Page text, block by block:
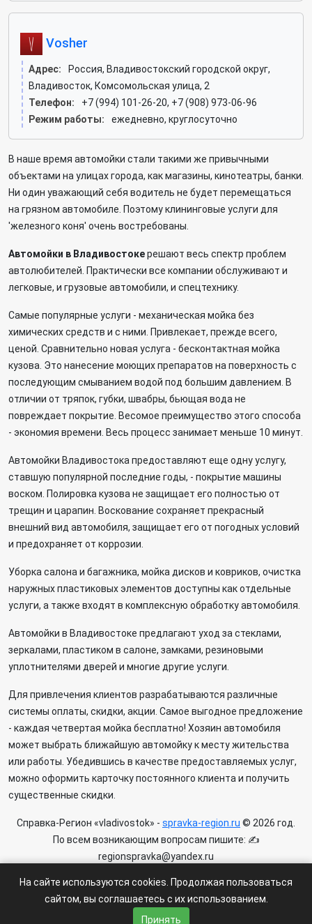
Vosher
Адрес:
Россия, Владивостокский городской округ,
Владивосток, Комсомольская улица, 2
Телефон:
+7 (994) 101-26-20, +7 (908) 973-06-96
Режим работы:
ежедневно, круглосуточно
В наше время автомойки стали такими же привычными
объектами на улицах города, как магазины, кинотеатры, банки.
Ни один уважающий себя водитель не будет перемещаться
на грязном автомобиле. Поэтому клининговые услуги для
'железного коня' очень востребованы.
Автомойки в Владивостокерешают весь спектр проблем
автолюбителей. Практически все компании обслуживают и
легковые, и грузовые автомобили, и спецтехнику.
Самые популярные услуги - механическая мойка без
химических средств и с ними. Привлекает, прежде всего,
ценой. Сравнительно новая услуга - бесконтактная мойка
кузова. Это нанесение моющих препаратов на поверхность с
последующим смыванием водой под большим давлением. В
отличии от тряпок, губки, швабры, бьющая вода не
повреждает покрытие. Весомое преимущество этого способа
- экономия времени. Весь процесс занимает меньше 10 минут.
Автомойки Владивостока предоставляют еще одну услугу,
ставшую популярной последние годы, - покрытие машины
воском. Полировка кузова не защищает его полностью от
трещин и царапин. Воскование сохраняет прекрасный
внешний вид автомобиля, защищает его от погодных условий
и предохраняет от коррозии.
Уборка салона и багажника, мойка дисков и ковриков, очистка
наружных пластиковых элементов доступны как отдельные
услуги, а также входят в комплексную обработку автомобиля.
Автомойки в Владивостоке предлагают уход за стеклами,
зеркалами, пластиком в салоне, замками, резиновыми
уплотнителями дверей и многие другие услуги.
Для привлечения клиентов разрабатываются различные
системы оплаты, скидки, акции. Самое выгодное предложение
- каждая четвертая мойка бесплатно! Хозяин автомобиля
может выбрать ближайшую автомойку к месту жительства
или работы. Убедившись в качестве предоставляемых услуг,
можно оформить карточку постоянного клиента и получить
существенные скидки.
Справка-Регион «vladivostok» - spravka-region.ru © 2026 год.
По всем возникающим вопросам пишите: ✍
regionspravka@yandex.ru
ограничения 6+.
Пользовательское соглашение|Политика конфиденциальности
На сайте используются cookies. Продолжая пользоваться
сайтом, вы соглашаетесь с их использованием.
Принять